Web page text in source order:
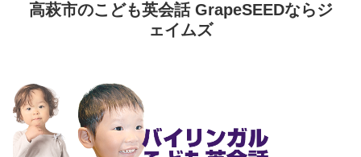
高萩市のこども英会話 GrapeSEEDならジ
ェイムズ